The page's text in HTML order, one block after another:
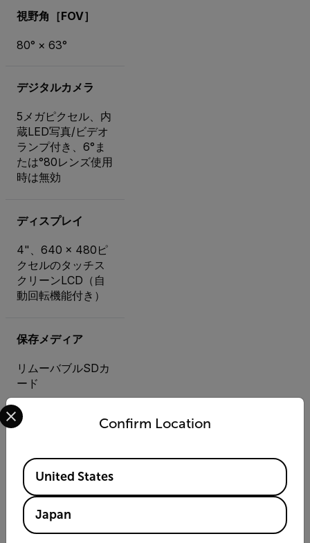
視野角［FOV］
80° × 63°
デジタルカメラ
5メガピクセル、内
蔵LED写真/ビデオ
ランプ付き、6°ま
たは°80レンズ使用
時は無効
ディスプレイ
4"、640 × 480ピ
クセルのタッチス
クリーンLCD（自
動回転機能付き）
保存メディア
リムーバブルSDカ
ード
アク
セサ
リー
Confirm Location
Select your preferred country and language from the
Available Locations
United States
Japan